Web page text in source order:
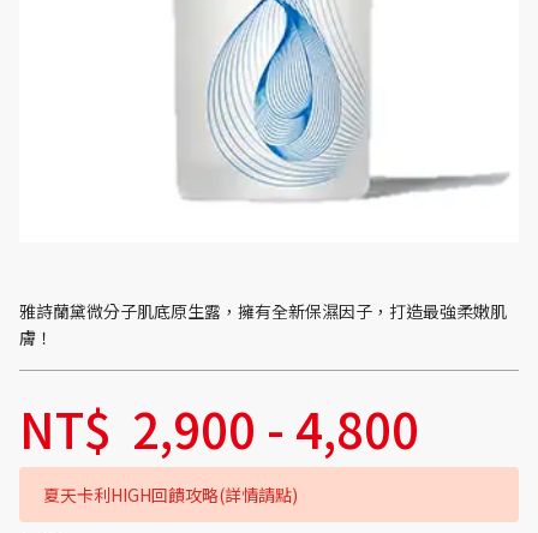
雅詩蘭黛微分子肌底原生露，擁有全新保濕因子，打造最強柔嫩肌
膚！
NT$ 2,900 - 4,800
夏天卡利HIGH回饋攻略(詳情請點)